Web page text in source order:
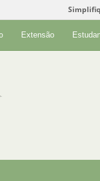
Extensão